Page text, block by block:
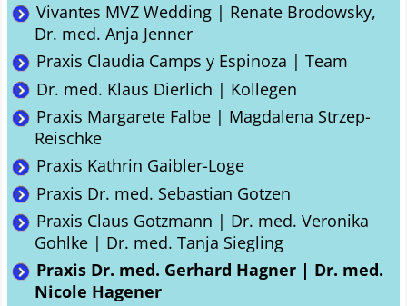
Vivantes MVZ Wedding | Renate Brodowsky,
Dr. med. Anja Jenner
Praxis Claudia Camps y Espinoza | Team
Dr. med. Klaus Dierlich | Kollegen
Praxis Margarete Falbe | Magdalena Strzep-
Reischke
Praxis Kathrin Gaibler-Loge
Praxis Dr. med. Sebastian Gotzen
Praxis Claus Gotzmann | Dr. med. Veronika
Gohlke | Dr. med. Tanja Siegling
Praxis Dr. med. Gerhard Hagner | Dr. med.
Nicole Hagener